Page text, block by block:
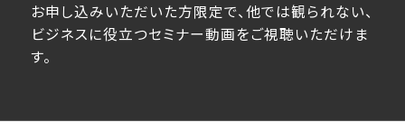
お申し込みいただいた方限定で、他では観られない、
ビジネスに役立つセミナー動画をご視聴いただけま
す。